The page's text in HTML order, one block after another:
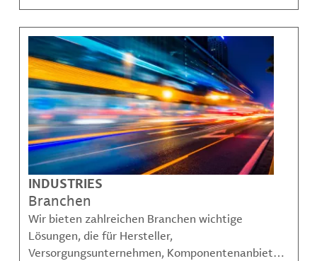
komplexe Herausforderungen zu bewältigen.
INDUSTRIES
Branchen
Wir bieten zahlreichen Branchen wichtige
Lösungen, die für Hersteller,
Versorgungsunternehmen, Komponentenanbieter,